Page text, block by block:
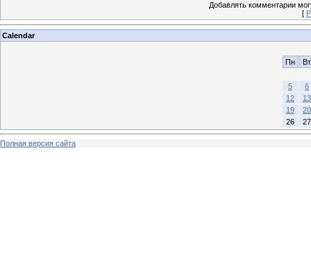
Добавлять комментарии
[
Calendar
Пн Вт
5
6
12
13
19
20
26
27
Полная версия сайта